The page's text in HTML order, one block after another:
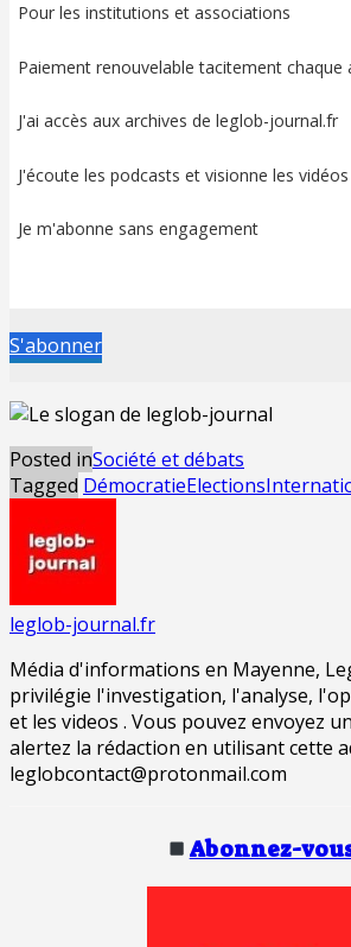
Pour les institutions et associations
Paiement renouvelable tacitement chaque
J'ai accès aux archives de leglob-journal.fr
J'écoute les podcasts et visionne les vidéos
Je m'abonne sans engagement
S'abonner
Posted inSociété et débats
Tagged DémocratieElections
leglob-journal.fr
Média d'informations en Mayenne,
privilégie l'investigation, l'analyse,
et les videos . Vous pouvez envoyez
alertez la rédaction en utilisant cette
leglobcontact@protonmail.com
Abonnez-